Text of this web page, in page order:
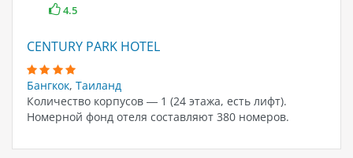
4.5
CENTURY PARK HOTEL
Бангкок, Таиланд
Количество корпусов — 1 (24 этажа, есть лифт).
Номерной фонд отеля составляют 380 номеров.